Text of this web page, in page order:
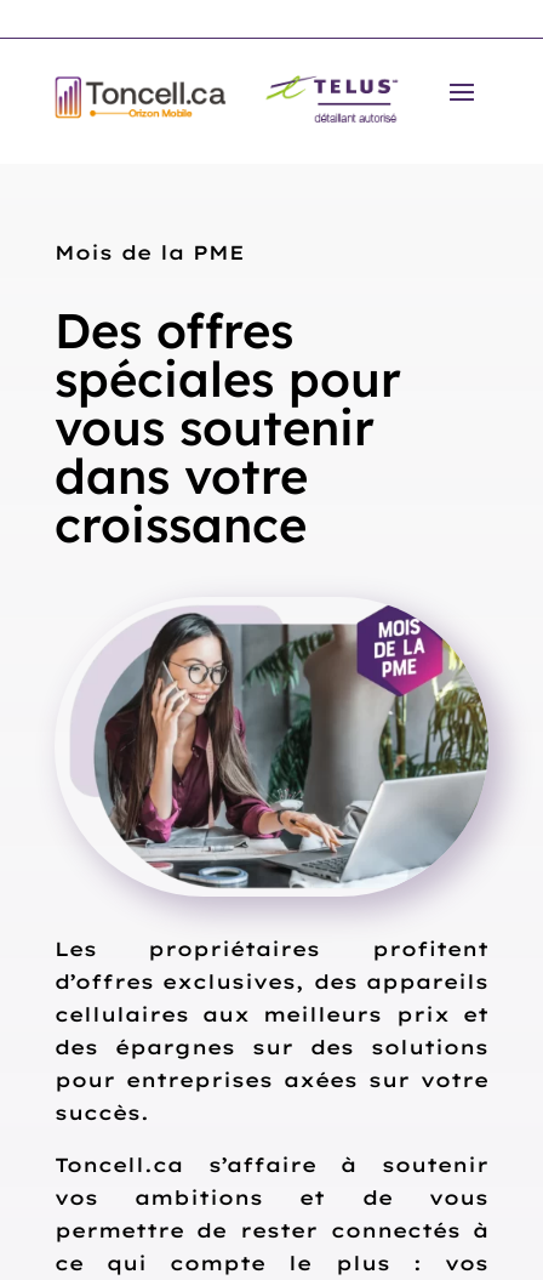
Mois de la PME
Des offres
spéciales pour
vous soutenir
dans votre
croissance
Les propriétaires profitent
d’offres exclusives, des appareils
cellulaires aux meilleurs prix et
des épargnes sur des solutions
pour entreprises axées sur votre
succès.
Toncell.ca s’affaire à soutenir
vos ambitions et de vous
permettre de rester connectés à
ce qui compte le plus : vos